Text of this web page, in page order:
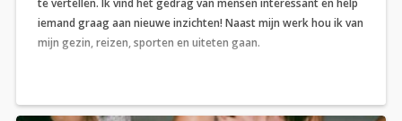
te vertellen. Ik vind het gedrag van mensen interessant en help
iemand graag aan nieuwe inzichten! Naast mijn werk hou ik van
mijn gezin, reizen, sporten en uiteten gaan.